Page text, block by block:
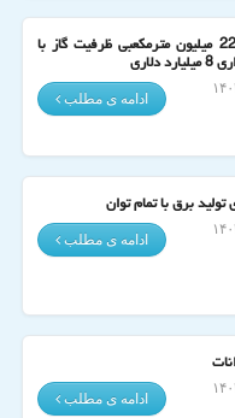
افزایش 220 میلیون مترمکعبی ظرفیت گاز با
دلاری
۰۴
ادامه ی مطلب
تولید برق با تمام توان
۲۵
ادامه ی مطلب
۱۹
ادامه ی مطلب